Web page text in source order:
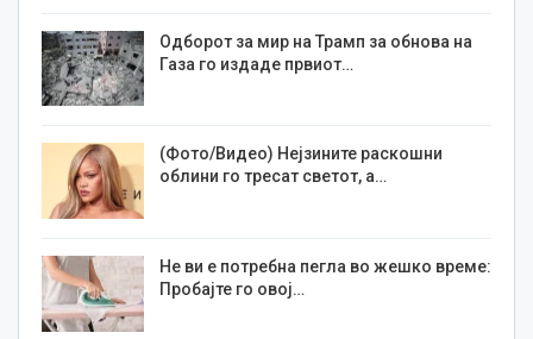
Одборот за мир на Трамп за обнова на
Газа го издаде првиот…
(Фото/Видео) Нејзините раскошни
облини го тресат светот, а…
Не ви е потребна пегла во жешко време:
Пробајте го овој…